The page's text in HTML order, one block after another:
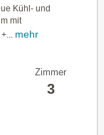
Kühl- und
mit
mehr
Zimmer
3